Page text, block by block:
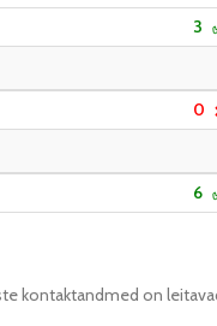
3
0
6
kontaktandmed on